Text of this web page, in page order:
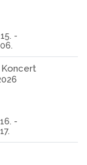
-
Koncert
-